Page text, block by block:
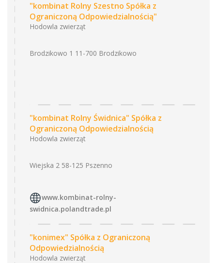
"kombinat Rolny Szestno Spółka z
Ograniczoną Odpowiedzialnością"
Hodowla zwierząt
Brodzikowo 1 11-700 Brodzikowo
"kombinat Rolny Świdnica" Spółka z
Ograniczoną Odpowiedzialnością
Hodowla zwierząt
Wiejska 2 58-125 Pszenno
www.kombinat-rolny-
swidnica.polandtrade.pl
"konimex" Spółka z Ograniczoną
Odpowiedzialnością
Hodowla zwierząt